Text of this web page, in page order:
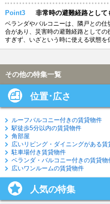
Point3 非常時の避難経路として
ベランダやバルコニーは、隣戸との
合があり、災害時の避難経路として
すぎず、いざという時に使える状態を
その他の特集一覧
位置･広さ
ルーフバルコニー付きの賃貸物件
駅徒歩5分以内の賃貸物件
角部屋
広いリビング・ダイニングがある賃
駐車場付き賃貸物件
ベランダ・バルコニー付きの賃貸物
広いワンルームの賃貸物件
人気の特集